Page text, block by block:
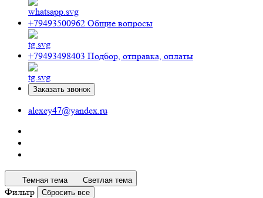
+79493500962 Общие вопросы
+79493498403 Подбор, отправка, оплаты
Заказать звонок
alexey47@yandex.ru
Темная тема Светлая тема
Фильтр Сбросить все